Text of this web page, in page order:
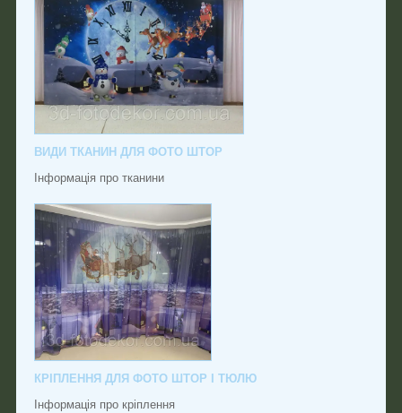
ВИДИ ТКАНИН ДЛЯ ФОТО ШТОР
Інформація про тканини
КРІПЛЕННЯ ДЛЯ ФОТО ШТОР І ТЮЛЮ
Інформація про кріплення